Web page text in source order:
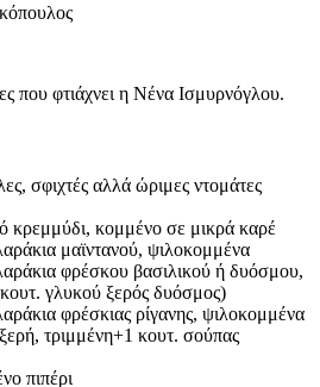
που φτιάχνει η Νένα Ισμυρνόγλου.
σφιχτές αλλά ώριμες ντομάτες
κρεμμύδι, κομμένο σε μικρά καρέ
μαϊντανού, ψιλοκομμένα
φρέσκου βασιλικού ή δυόσμου,
γλυκού ξερός δυόσμος)
φρέσκιας ρίγανης, ψιλοκομμένα
τριμμένη+1 κουτ. σούπας
πιπέρι